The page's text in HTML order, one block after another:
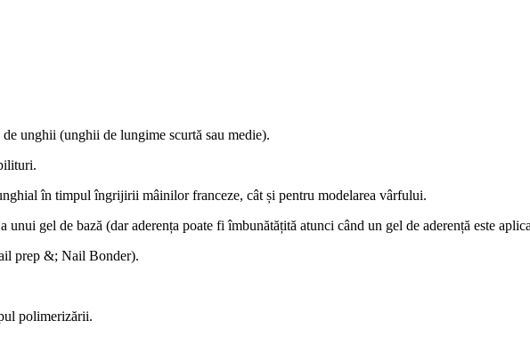
unghii (unghii de lungime scurtă sau medie).
în timpul îngrijirii mâinilor franceze, cât și pentru modelarea vârfului.
unui gel de bază (dar aderența poate fi îmbunătățită atunci când un gel de aderență este
prep &; Nail Bonder).
polimerizării.